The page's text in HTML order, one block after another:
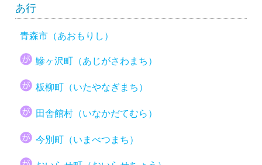
あ行
青森市（あおもりし）
鰺ヶ沢町（あじがさわまち）
板柳町（いたやなぎまち）
田舎館村（いなかだてむら）
今別町（いまべつまち）